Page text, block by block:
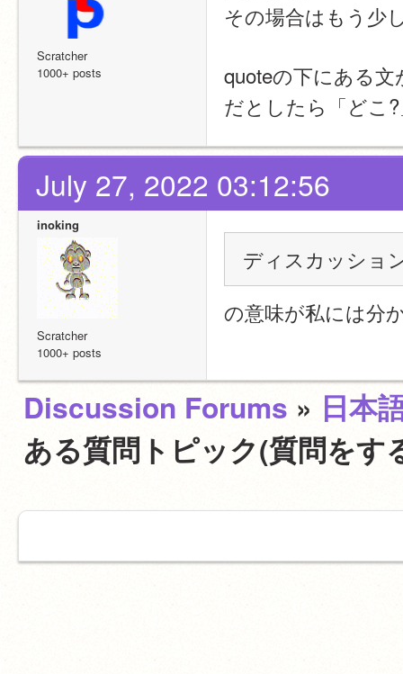
Scratcher
1000+ posts
その場合はもう少
quoteの下にある
だとしたら「ど
July 27, 2022 03:12:56
inoking
Scratcher
1000+ posts
ディスカッショ
の意味が私には分
Discussion Forums » 日本
ある質問トピック(質問を